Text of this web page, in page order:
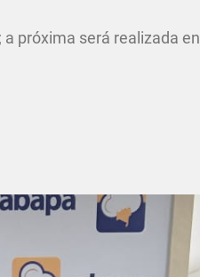
próxima será realizada